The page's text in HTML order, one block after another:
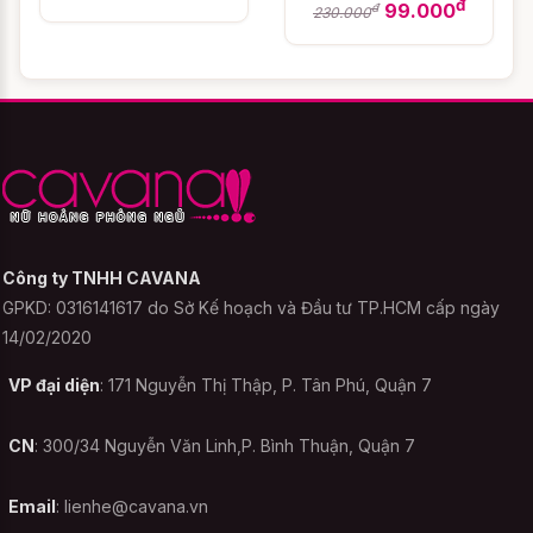
Tùy vào từng loại chất liệu co giãn khác
vấn size sau khi bạn đặt hàng. Vì vậy, bạn
có thể được nhân viên tư vấn và hỗ trợ lựa
tâm nhé !
Bảo quản Đầm ngủ quyến
rũ Người Tình Bé Nhỏ -
ren như Đầm ngủ quyến rũ Người Tình Bé
230.000đ 99.000
Công ty TNHH CAVANA
GPKD: 0316141617 do Sở Kế hoạch và Đầu tư TP.HCM cấp ngày
14/02/2020
VP đại diện: 171 Nguyễn Thị Thập, P. Tân Phú, Quận 7
CN: 300/34 Nguyễn Văn Linh,P. Bình Thuận, Quận 7
Email: lienhe@cavana.vn